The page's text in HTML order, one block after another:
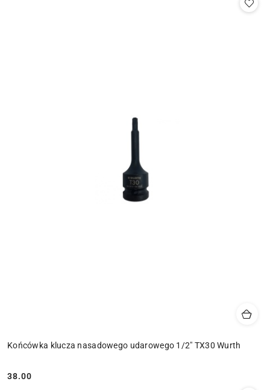
Końcówka klucza nasadowego udarowego 1/2" TX30 Wurth
Cena:
38.00